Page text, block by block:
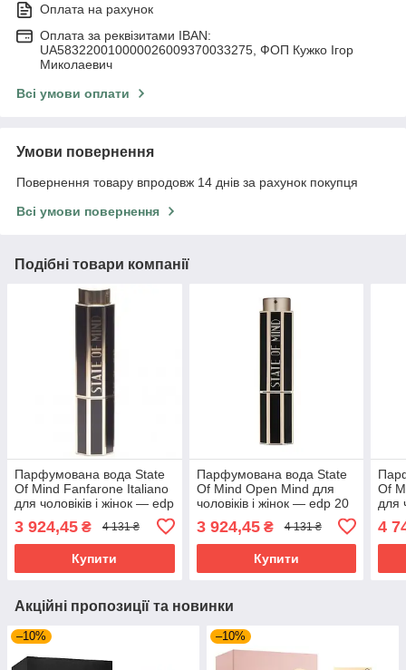
Оплата на рахунок
Оплата за реквізитами IBAN:
UA583220010000026009370033275, ФОП Кужко Ігор
Миколаевич
Всі умови оплати
Умови повернення
Повернення товару впродовж 14 днів за рахунок покупця
Всі умови повернення
Подібні товари компанії
Парфумована вода State
Of Mind Fanfarone Italiano
для чоловіків і жінок — edp
3 924,45 ₴ 4 131 ₴
Купити
Парфумована вода State
Of Mind Open Mind для
чоловіків і жінок — edp 20
3 924,45₴ 4 131 ₴
Купити
Of
для
4
Акційні пропозиції та новинки
–10% –10%